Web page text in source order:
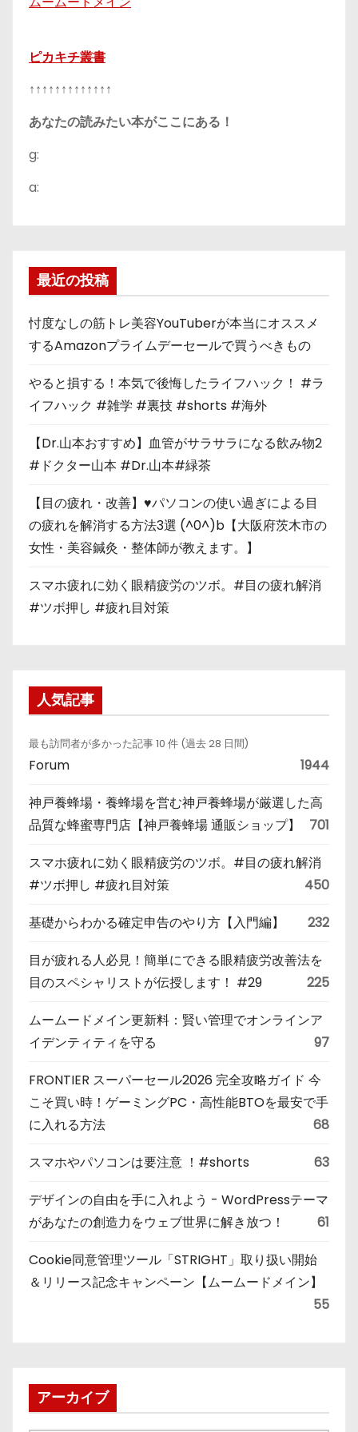
ピカキチ叢書
↑↑↑↑↑↑↑↑↑↑↑↑↑
あなたの読みたい本がここにある！
g:
a:
最近の投稿
忖度なしの筋トレ美容YouTuberが本当にオススメ
するAmazonプライムデーセールで買うべきもの
やると損する！本気で後悔したライフハック！ #ラ
イフハック #雑学 #裏技 #shorts #海外
【Dr.山本おすすめ】血管がサラサラになる飲み物2
#ドクター山本 #Dr.山本#緑茶
【目の疲れ・改善】♥パソコンの使い過ぎによる目
の疲れを解消する方法3選 (^0^)b【大阪府茨木市の
女性・美容鍼灸・整体師が教えます。】
スマホ疲れに効く眼精疲労のツボ。#目の疲れ解消
#ツボ押し #疲れ目対策
人気記事
最も訪問者が多かった記事 10 件 (過去 28 日間)
Forum 1944
神戸養蜂場・養蜂場を営む神戸養蜂場が厳選した高
品質な蜂蜜専門店【神戸養蜂場 通販ショップ】
701
スマホ疲れに効く眼精疲労のツボ。#目の疲れ解消
#ツボ押し #疲れ目対策
450
基礎からわかる確定申告のやり方【入門編】 232
目が疲れる人必見！簡単にできる眼精疲労改善法を
目のスペシャリストが伝授します！ #29
225
ムームードメイン更新料：賢い管理でオンラインア
イデンティティを守る
97
FRONTIER スーパーセール2026 完全攻略ガイド 今
こそ買い時！ゲーミングPC・高性能BTOを最安で手
に入れる方法
68
スマホやパソコンは要注意 ！#shorts 63
デザインの自由を手に入れよう - WordPressテーマ
があなたの創造力をウェブ世界に解き放つ！
61
Cookie同意管理ツール「STRIGHT」取り扱い開始
＆リリース記念キャンペーン【ムームードメイン】
55
アーカイブ